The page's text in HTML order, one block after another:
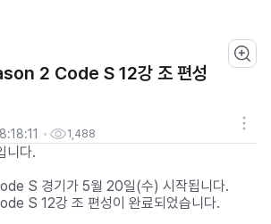
2 Code S 12강 조 편성
1,488
니다.
S 경기가 5월 20일(수) 시작됩니다.
S 12강 조 편성이 완료되었습니다.